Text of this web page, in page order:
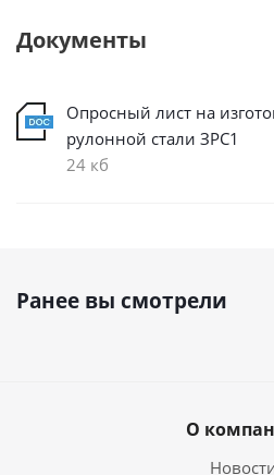
Документы
Опросный лист на
рулонной стали ЗРС1
24 кб
Ранее вы смотрели
О